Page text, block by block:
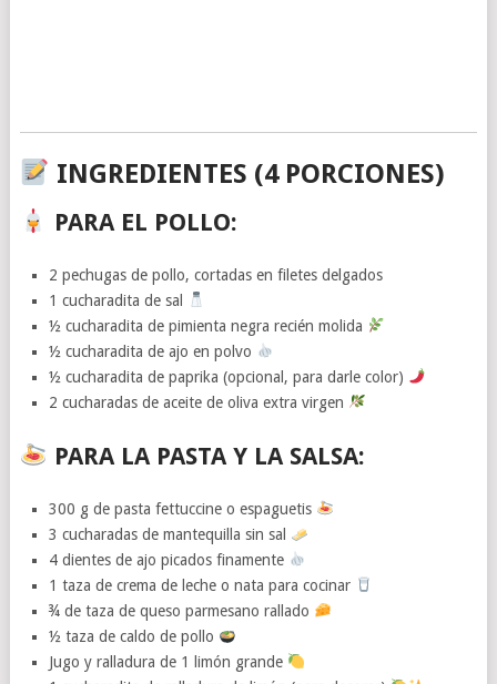
INGREDIENTES (4 PORCIONES)
PARA EL POLLO:
2 pechugas de pollo, cortadas en filetes delgados
1 cucharadita de sal
½ cucharadita de pimienta negra recién molida
½ cucharadita de ajo en polvo
½ cucharadita de paprika (opcional, para darle color)
2 cucharadas de aceite de oliva extra virgen
PARA LA PASTA Y LA SALSA:
300 g de pasta fettuccine o espaguetis
3 cucharadas de mantequilla sin sal
4 dientes de ajo picados finamente
1 taza de crema de leche o nata para cocinar
¾ de taza de queso parmesano rallado
½ taza de caldo de pollo
Jugo y ralladura de 1 limón grande